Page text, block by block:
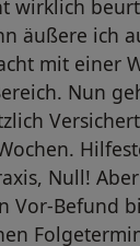
wirklich
äußere ich
mit einer
Nun
Null!
Vor-Befund